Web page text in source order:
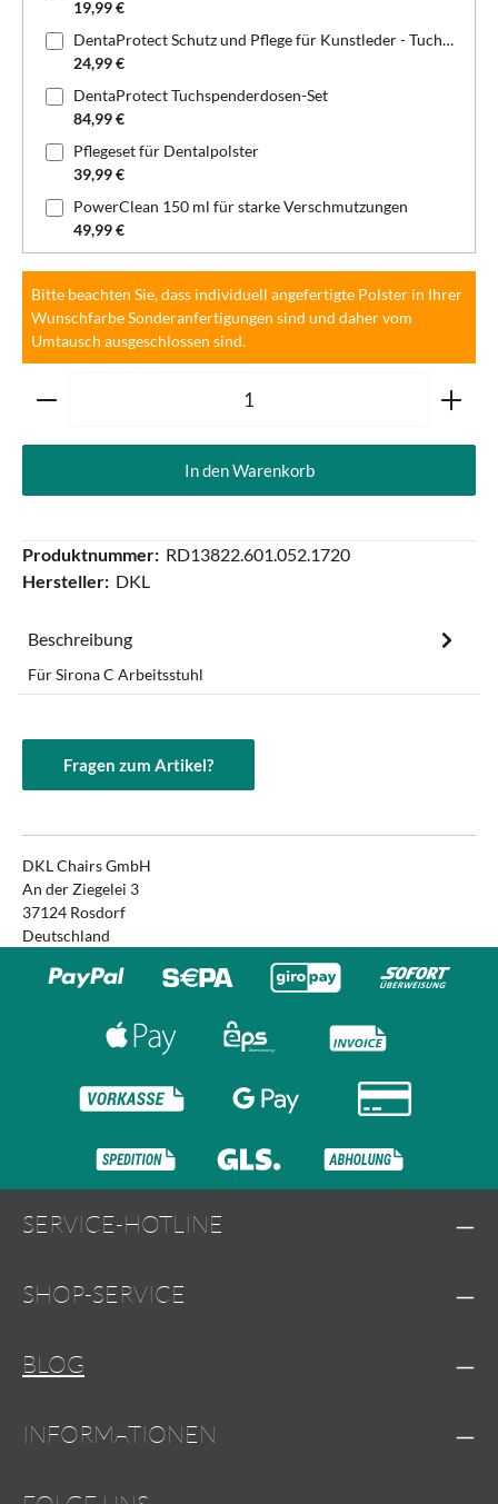
19,99 €
DentaProtect Schutz und Pflege für Kunstleder - Tuchspenderdose
24,99 €
DentaProtect Tuchspenderdosen-Set
84,99 €
Pflegeset für Dentalpolster
39,99 €
PowerClean 150 ml für starke Verschmutzungen
49,99 €
Bitte beachten Sie, dass individuell angefertigte Polster in Ihrer
Wunschfarbe Sonderanfertigungen sind und daher vom
Umtausch ausgeschlossen sind.
Produkt Anzahl: Gib den gewünschten Wert ein oder
In den Warenkorb
Produktnummer: RD13822.601.052.1720
Hersteller: DKL
Beschreibung
Für Sirona C Arbeitsstuhl
Fragen zum Artikel?
DKL Chairs GmbH
An der Ziegelei 3
37124 Rosdorf
Deutschland
SERVICE-HOTLINE
SHOP-SERVICE
BLOG
INFORMATIONEN